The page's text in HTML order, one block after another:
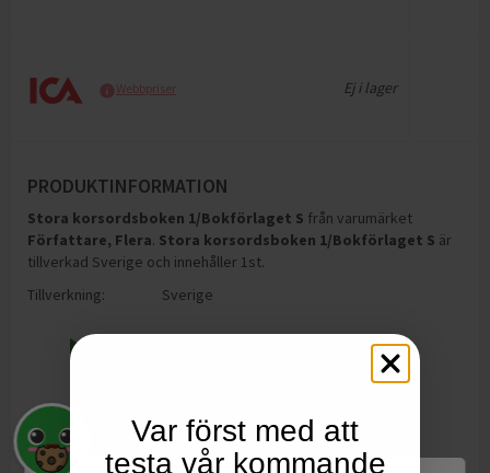
Webbpriser Ej i lager
PRODUKTINFORMATION
Stora korsordsboken 1/Bokförlaget S från varumärket
Författare, Flera. Stora korsordsboken 1/Bokförlaget S är
tillverkad Sverige och innehåller 1st.
Tillverkning:
Sverige
Var först med att
testa vår kommande